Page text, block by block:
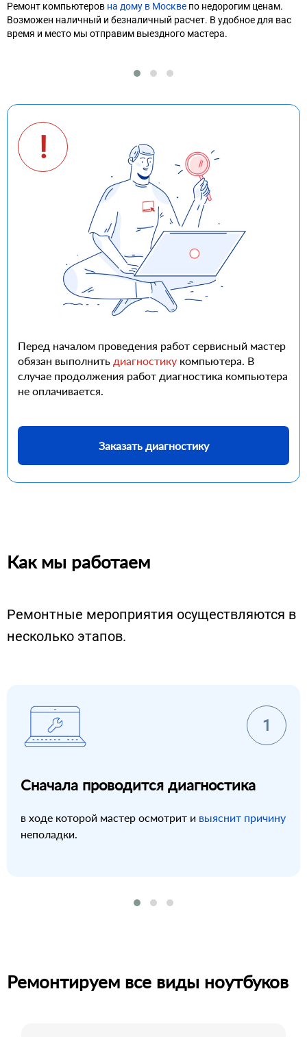
Ремонт компьютеров на дому в Москве по недорогим ценам.
Возможен наличный и безналичный расчет. В удобное для вас
время и место мы отправим выездного мастера.
Перед началом проведения работ сервисный мастер
обязан выполнить диагностику компьютера. В
случае продолжения работ диагностика компьютера
не оплачивается.
Заказать диагностику
Как мы работаем
Ремонтные мероприятия осуществляются в
несколько этапов.
Сначала проводится диагностика
в ходе которой мастер осмотрит и выяснит причину
неполадки.
Ремонтируем все виды ноутбуков